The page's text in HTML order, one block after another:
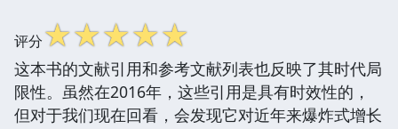
评分☆☆☆☆☆
这本书的文献引用和参考文献列表也反映了其时代局
限性。虽然在2016年，这些引用是具有时效性的，
但对于我们现在回看，会发现它对近年来爆炸式增长